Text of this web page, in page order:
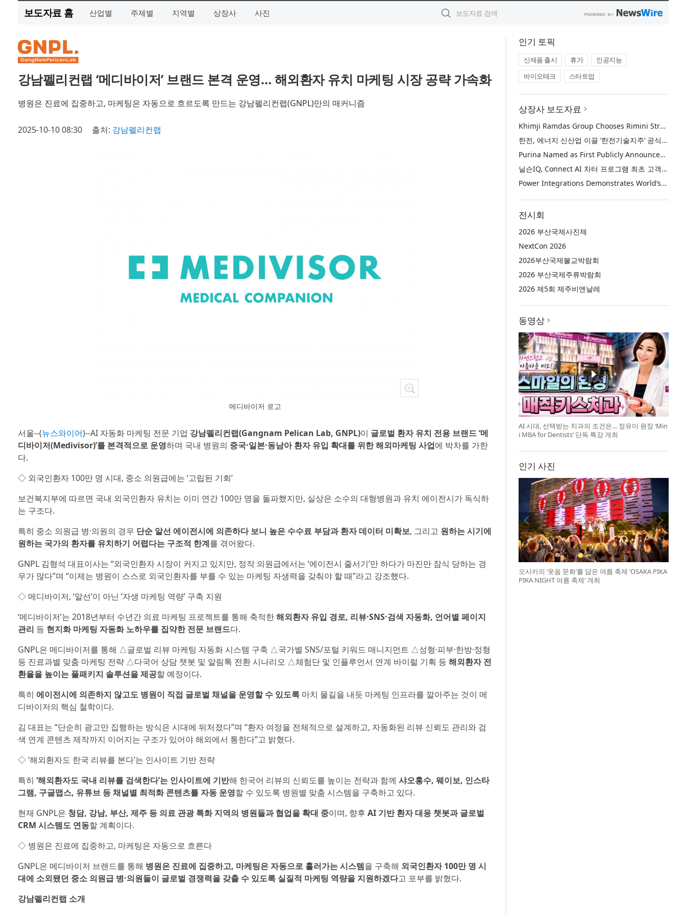
보도자료 홈 산업별 주제별 지역별 상장사 사진
강남펠리컨랩 ‘메디바이저’ 브랜드 본격 운영… 해외환자 유치 마케팅 시장 공략 가속화
병원은 진료에 집중하고, 마케팅은 자동으로 흐르도록 만드는 강남펠리컨랩(GNPL)만의 매커니즘
2025-10-10 08:30 출처: 강남펠리컨랩
메디바이저 로고
서울--(뉴스와이어)--AI 자동화 마케팅 전문 기업 강남펠리컨랩(Gangnam Pelican Lab, GNPL)이 글로벌 환자 유치 전용 브랜드 ‘메
디바이저(Medivisor)’를 본격적으로 운영하며 국내 병원의 중국·일본·동남아 환자 유입 확대를 위한 해외마케팅 사업에 박차를 가한
다.
◇ 외국인환자 100만 명 시대, 중소 의원급에는 ‘고립된 기회’
보건복지부에 따르면 국내 외국인환자 유치는 이미 연간 100만 명을 돌파했지만, 실상은 소수의 대형병원과 유치 에이전시가 독식하
는 구조다.
특히 중소 의원급 병·의원의 경우 단순 알선 에이전시에 의존하다 보니 높은 수수료 부담과 환자 데이터 미확보, 그리고 원하는 시기에
원하는 국가의 환자를 유치하기 어렵다는 구조적 한계를 겪어왔다.
GNPL 김형석 대표이사는 “외국인환자 시장이 커지고 있지만, 정작 의원급에서는 ‘에이전시 줄서기’만 하다가 마진만 잠식 당하는 경
우가 많다”며 “이제는 병원이 스스로 외국인환자를 부를 수 있는 마케팅 자생력을 갖춰야 할 때”라고 강조했다.
◇ 메디바이저, ‘알선’이 아닌 ‘자생 마케팅 역량’ 구축 지원
‘메디바이저’는 2018년부터 수년간 의료 마케팅 프로젝트를 통해 축적한해외환자 유입 경로, 리뷰·SNS·검색 자동화, 언어별 페이지
관리 등 현지화 마케팅 자동화 노하우를 집약한 전문 브랜드다.
GNPL은 메디바이저를 통해 △글로벌 리뷰 마케팅 자동화 시스템 구축 △국가별 SNS/포털 키워드 매니지먼트 △성형·피부·한방·정형
등 진료과별 맞춤 마케팅 전략 △다국어 상담 챗봇 및 알림톡 전환 시나리오 △체험단 및 인플루언서 연계 바이럴 기획 등 해외환자 전
환율을 높이는 풀패키지 솔루션을 제공할 예정이다.
특히 에이전시에 의존하지 않고도 병원이 직접 글로벌 채널을 운영할 수 있도록마치 물길을 내듯 마케팅 인프라를 깔아주는 것이 메
디바이저의 핵심 철학이다.
김 대표는 “단순히 광고만 집행하는 방식은 시대에 뒤처졌다”며 “환자 여정을 전체적으로 설계하고, 자동화된 리뷰 신뢰도 관리와 검
색 연계 콘텐츠 제작까지 이어지는 구조가 있어야 해외에서 통한다”고 밝혔다.
◇ ‘해외환자도 한국 리뷰를 본다’는 인사이트 기반 전략
특히 ‘해외환자도 국내 리뷰를 검색한다’는 인사이트에 기반해 한국어 리뷰의 신뢰도를 높이는 전략과 함께 샤오홍수, 웨이보, 인스타
그램, 구글맵스, 유튜브 등 채널별 최적화 콘텐츠를 자동 운영할 수 있도록 병원별 맞춤 시스템을 구축하고 있다.
현재 GNPL은 청담, 강남, 부산, 제주 등 의료 관광 특화 지역의 병원들과 협업을 확대 중이며, 향후 AI 기반 환자 대응 챗봇과 글로벌
CRM 시스템도 연동할 계획이다.
◇ 병원은 진료에 집중하고, 마케팅은 자동으로 흐른다
GNPL은 메디바이저 브랜드를 통해 병원은 진료에 집중하고, 마케팅은 자동으로 흘러가는 시스템을 구축해 외국인환자 100만 명 시
대에 소외됐던 중소 의원급 병·의원들이 글로벌 경쟁력을 갖출 수 있도록 실질적 마케팅 역량을 지원하겠다고 포부를 밝혔다.
강남펠리컨랩 소개
인기 토픽
신제품 출시 휴가
인공지능
바이오테크
스타트업
상장사 보도자료
Khimji Ramdas Group Chooses Rimini Street to Reduce SAP Support Costs, Protect 700+ Customizations and Reinvest Savings in Innovation
한전, 에너지 신산업 이끌 ‘한전기술지주’ 공식 출범
Purina Named as First Publicly Announced NIQ ConnectAI Charter Client
닐슨IQ, Connect AI 차터 프로그램 최초 고객사 ‘퓨리나’ 선정
Power Integrations Demonstrates World’s First 2200 V GaN Technology for Next-Era High-Voltage Power Systems
전시회
2026 부산국제사진제
NextCon 2026
2026부산국제불교박람회
2026 부산국제주류박람회
2026 제5회 제주비엔날레
동영상
AI 시대, 선택받는 치과의 조건은… 정유미 원장 ‘Min
i MBA for Dentists’ 단독 특강 개최
인기 사진
오사카의 ‘웃음 문화’를 담은 여름 축제 ‘OSAKA PIKA
PIKA NIGHT 여름 축제’ 개최